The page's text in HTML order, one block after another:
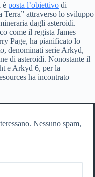
è posta l’obiettivo di
Terra” attraverso lo sviluppo
dagli asteroidi.
come il regista James
Page, ha pianificato lo
denominati serie Arkyd,
di asteroidi. Nonostante il
e Arkyd 6, per la
ha incontrato
Nessuno spam,